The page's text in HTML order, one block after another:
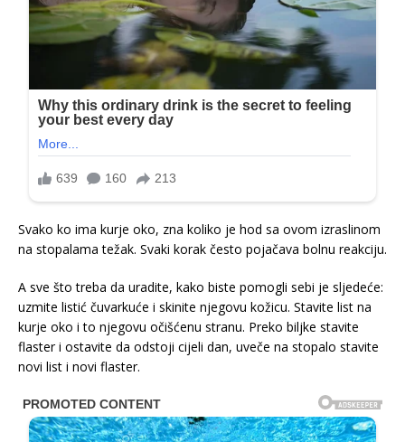
Svako ko ima kurje oko, zna koliko je hod sa ovom izraslinom
na stopalama težak. Svaki korak često pojačava bolnu reakciju.
A sve što treba da uradite, kako biste pomogli sebi je sljedeće:
uzmite listić čuvarkuće i skinite njegovu kožicu. Stavite list na
kurje oko i to njegovu očišćenu stranu. Preko biljke stavite
flaster i ostavite da odstoji cijeli dan, uveče na stopalo stavite
novi list i novi flaster.